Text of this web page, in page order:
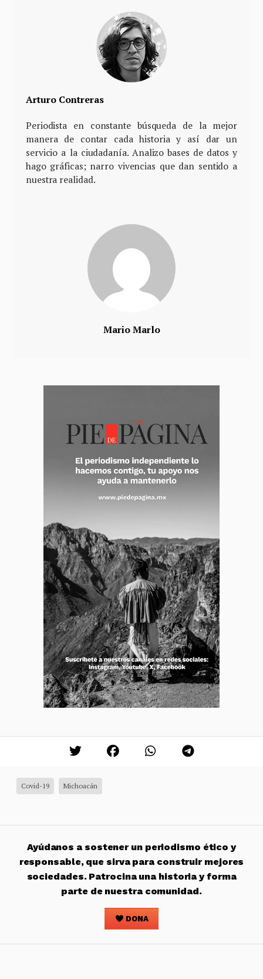
Arturo Contreras
Periodista en constante búsqueda de la mejor
manera de contar cada historia y así dar un
servicio a la ciudadanía. Analizo bases de datos y
hago gráficas; narro vivencias que dan sentido a
nuestra realidad.
Mario Marlo
Covid-19 Michoacán
Ayúdanos a sostener un periodismo ético y
responsable, que sirva para construir mejores
sociedades. Patrocina una historia y forma
parte de nuestra comunidad.
DONA